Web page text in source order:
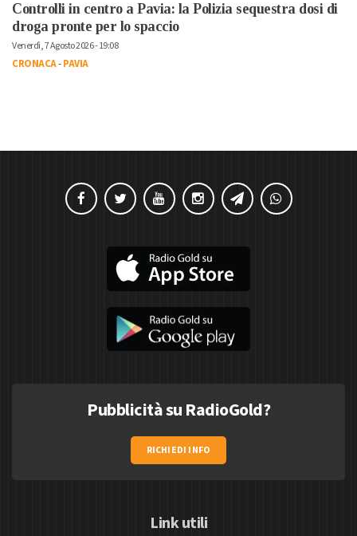
Controlli in centro a Pavia: la Polizia sequestra dosi di
droga pronte per lo spaccio
Venerdì, 7 Agosto 2026 - 19:08
CRONACA-PAVIA
Pubblicità su RadioGold?
RICHIEDI INFO
Link utili